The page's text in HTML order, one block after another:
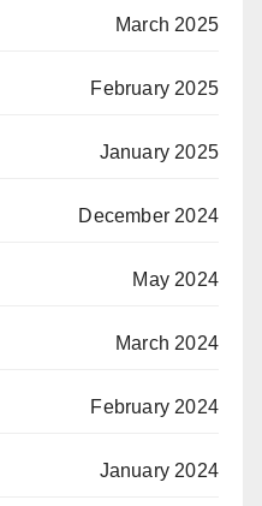
March 2025
February 2025
January 2025
December 2024
May 2024
March 2024
February 2024
January 2024